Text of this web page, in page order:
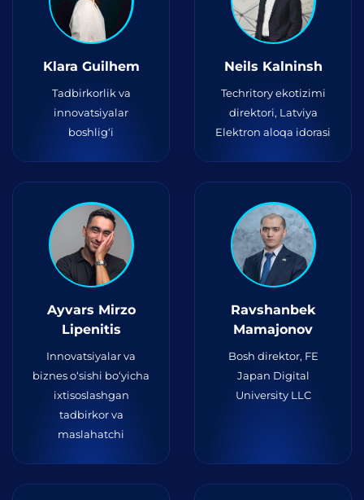
Klara Guilhem
Tadbirkorlik va
innovatsiyalar
boshlig‘i
Neils Kalninsh
Techritory ekotizimi
direktori, Latviya
Elektron aloqa idorasi
Ayvars Mirzo
Lipenitis
Innovatsiyalar va
biznes o‘sishi bo‘yicha
ixtisoslashgan
tadbirkor va
maslahatchi
Ravshanbek
Mamajonov
Bosh direktor, FE
Japan Digital
University LLC